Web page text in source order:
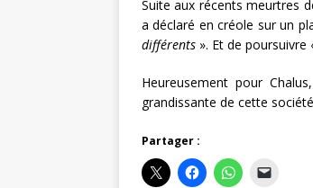
Suite aux récents meurtres
a déclaré en créole sur un
différents ». Et de poursuivre
Heureusement pour
grandissante de cette
Partager :